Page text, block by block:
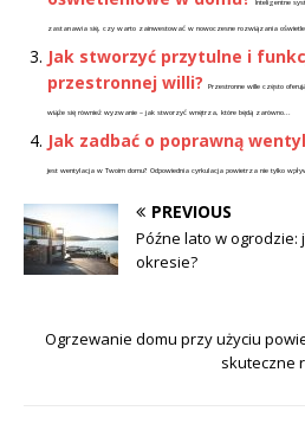
zastanawia się, czy warto zainwestować w nowoczesne rozwiązania
Jak stworzyć przytulne i
przestronnej willi?
Przestronne wille często
wiąże się również wyzwanie – jak stworzyć wnętrza, które będą zarówno...
Jak zadbać o poprawną
jest wentylacja w Twoim domu? Odpowiednia cyrkulacja powietrza nie tylko
PREVIOUS
Późne lato w ogrodzie:
okresie?
Ogrzewanie domu przy użyciu
skuteczne